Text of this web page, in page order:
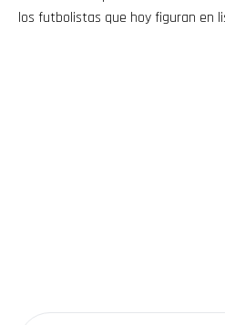
los futbolistas que hoy figuran en